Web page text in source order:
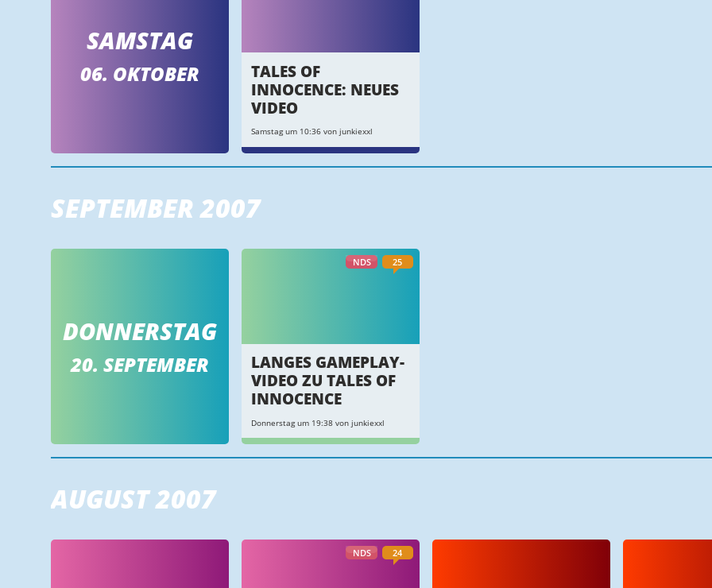
SAMSTAG
06. OKTOBER
TALES OF
INNOCENCE: NEUES
VIDEO
Samstag um 10:36 von junkiexxl
SEPTEMBER 2007
DONNERSTAG
20. SEPTEMBER
NDS 25
LANGES GAMEPLAY-
VIDEO ZU TALES OF
INNOCENCE
Donnerstag um 19:38 von junkiexxl
AUGUST 2007
NDS 24